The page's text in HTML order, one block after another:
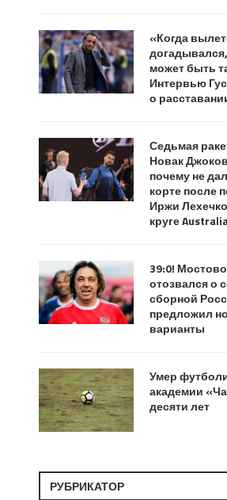
«Когда
может быть
Интервью
о
Седьмая
Новак
почему не
корте после
Иржи
круге
39:0!
отозвался о
сборной
предложил
варианты
Умер
академии
десяти лет
РУБРИКАТОР